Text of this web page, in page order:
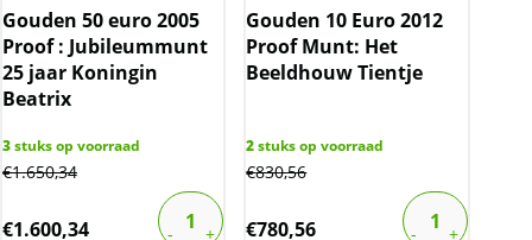
Gouden 50 euro 2005
Proof : Jubileummunt
25 jaar Koningin
Beatrix
3stuks op voorraad
€1.650,34
€1.600,34
Gouden 10 Euro 2012
Proof Munt: Het
Beeldhouw Tientje
2stuks op voorraad
€830,56
€780,56